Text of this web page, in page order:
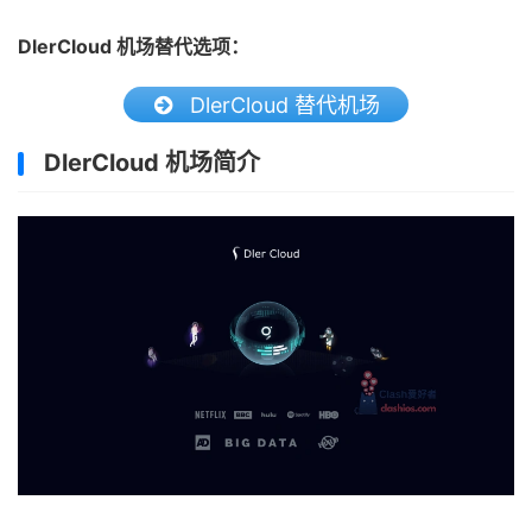
DlerCloud 机场替代选项：
DlerCloud 替代机场
DlerCloud 机场简介